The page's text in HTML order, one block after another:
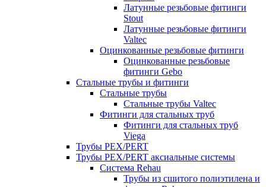
Латунные резьбовые фитинги
Stout
Латунные резьбовые фитинги
Valtec
Оцинкованные резьбовые фитинги
Оцинкованные резьбовые
фитинги Gebo
Стальные трубы и фитинги
Стальные трубы
Стальные трубы Valtec
Фитинги для стальных труб
Фитинги для стальных труб
Viega
Трубы PEX/PERT
Трубы PEX/PERT аксиальные системы
Система Rehau
Трубы из сшитого полиэтилена и